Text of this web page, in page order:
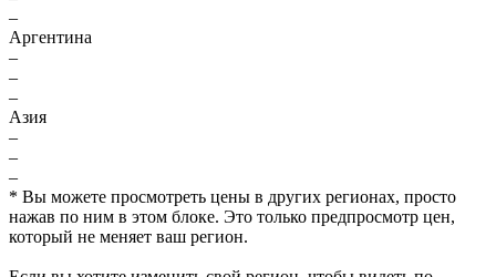
–
Аргентина
–
–
–
Азия
–
–
–
* Вы можете просмотреть цены в других регионах, просто
нажав по ним в этом блоке. Это только предпросмотр цен,
который не меняет ваш регион.